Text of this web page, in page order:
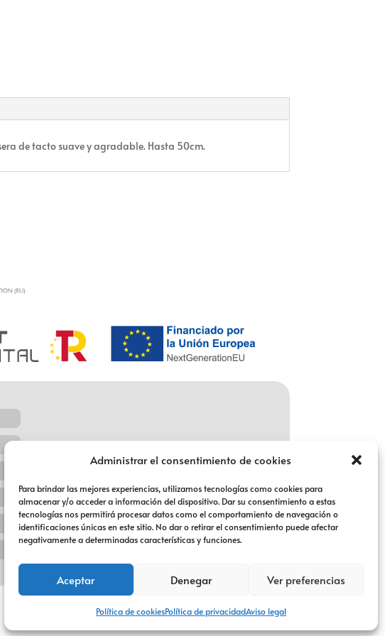
Administrar el consentimiento de cookies
Para brindar las mejores experiencias, utilizamos tecnologías como cookies para
almacenar y/o acceder a información del dispositivo. Dar su consentimiento a estas
tecnologías nos permitirá procesar datos como el comportamiento de navegación o
identificaciones únicas en este sitio. No dar o retirar el consentimiento puede afectar
negativamente a determinadas características y funciones.
Aceptar Denegar Ver preferencias
Política de cookiesPolítica de privacidadAviso legal
de tacto suave y agradable. Hasta 50cm.